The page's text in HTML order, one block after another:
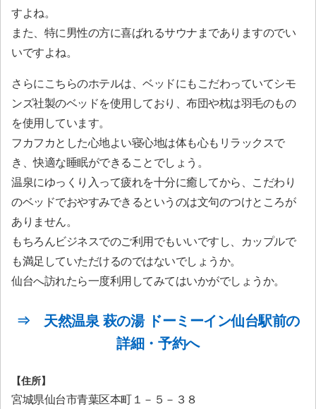
すよね。
また、特に男性の方に喜ばれるサウナまでありますのでい
いですよね。
さらにこちらのホテルは、ベッドにもこだわっていてシモ
ンズ社製のベッドを使用しており、布団や枕は羽毛のもの
を使用しています。
フカフカとした心地よい寝心地は体も心もリラックスで
き、快適な睡眠ができることでしょう。
温泉にゆっくり入って疲れを十分に癒してから、こだわり
のベッドでおやすみできるというのは文句のつけところが
ありません。
もちろんビジネスでのご利用でもいいですし、カップルで
も満足していただけるのではないでしょうか。
仙台へ訪れたら一度利用してみてはいかがでしょうか。
⇒ 天然温泉 萩の湯 ドーミーイン仙台駅前の
詳細・予約へ
【住所】
宮城県仙台市青葉区本町１－５－３８